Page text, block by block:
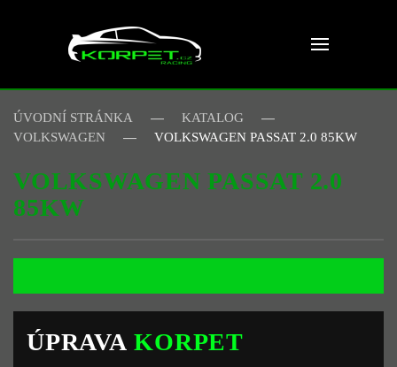
Skip to main content
ÚVODNÍ STRÁNKA
KATALOG
VOLKSWAGEN
VOLKSWAGEN PASSAT 2.0 85KW
VOLKSWAGEN PASSAT 2.0
85KW
ÚPRAVAKORPET